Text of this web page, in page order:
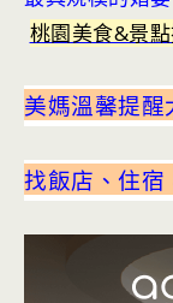
桃園美食&景
美媽溫馨提醒
找飯店、住宿